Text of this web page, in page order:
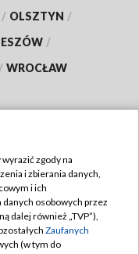
/ OLSZTYN /
/
/ WROCŁAW
zgody na
i zbierania danych,
i ich
osobowych przez
dalej również „TVP”),
Zaufanych
(w tym do